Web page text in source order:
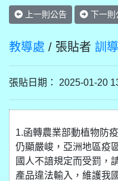
上一則公告 下一則
教導處 / 張貼者 訓
張貼日期： 2025-01-20
1.函轉農業部動植物防
仍顯嚴峻，亞洲地區疫
國人不諳規定而受罰，
產品違法輸入，維護我